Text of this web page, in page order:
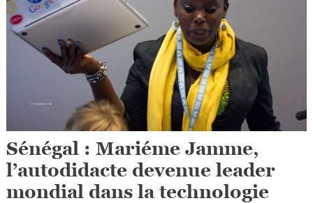
Sénégal : Mariéme Jamme,
l’autodidacte devenue leader
mondial dans la technologie